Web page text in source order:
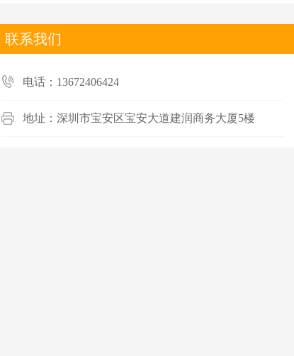
联系我们
电话：13672406424
地址：深圳市宝安区宝安大道建润商务大厦5楼